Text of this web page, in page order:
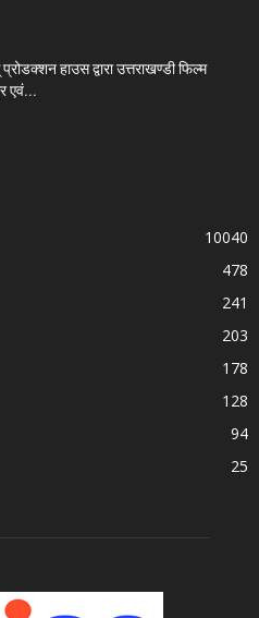
हाउस द्वारा उत्तराखण्डी फिल्म
एवं...
10040
478
241
203
178
128
94
25